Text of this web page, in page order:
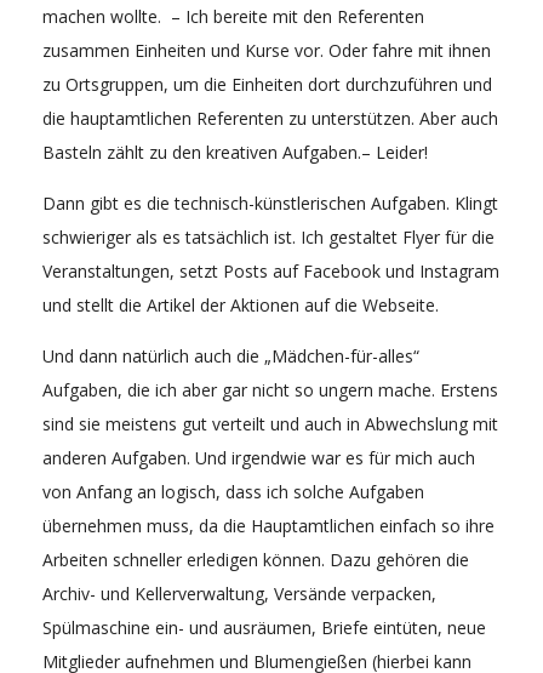
machen wollte. – Ich bereite mit den Referenten
zusammen Einheiten und Kurse vor. Oder fahre mit ihnen
zu Ortsgruppen, um die Einheiten dort durchzuführen und
die hauptamtlichen Referenten zu unterstützen. Aber auch
Basteln zählt zu den kreativen Aufgaben.– Leider!
Dann gibt es die technisch-künstlerischen Aufgaben. Klingt
schwieriger als es tatsächlich ist. Ich gestaltet Flyer für die
Veranstaltungen, setzt Posts auf Facebook und Instagram
und stellt die Artikel der Aktionen auf die Webseite.
Und dann natürlich auch die „Mädchen-für-alles“
Aufgaben, die ich aber gar nicht so ungern mache. Erstens
sind sie meistens gut verteilt und auch in Abwechslung mit
anderen Aufgaben. Und irgendwie war es für mich auch
von Anfang an logisch, dass ich solche Aufgaben
übernehmen muss, da die Hauptamtlichen einfach so ihre
Arbeiten schneller erledigen können. Dazu gehören die
Archiv- und Kellerverwaltung, Versände verpacken,
Spülmaschine ein- und ausräumen, Briefe eintüten, neue
Mitglieder aufnehmen und Blumengießen (hierbei kann